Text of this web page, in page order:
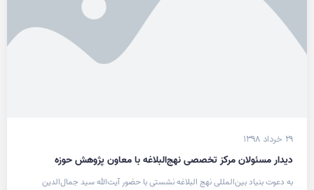
۲۹ خرداد ۱۳۹۸
دیدار مسئولان مرکز تخصصی نهج‌البلاغه با معاون پژوهش حوزه
به دعوت بنیاد بین‌المللی نهج ­البلاغه نشستی با حضور آیت‌الله سید جمال‌الدین